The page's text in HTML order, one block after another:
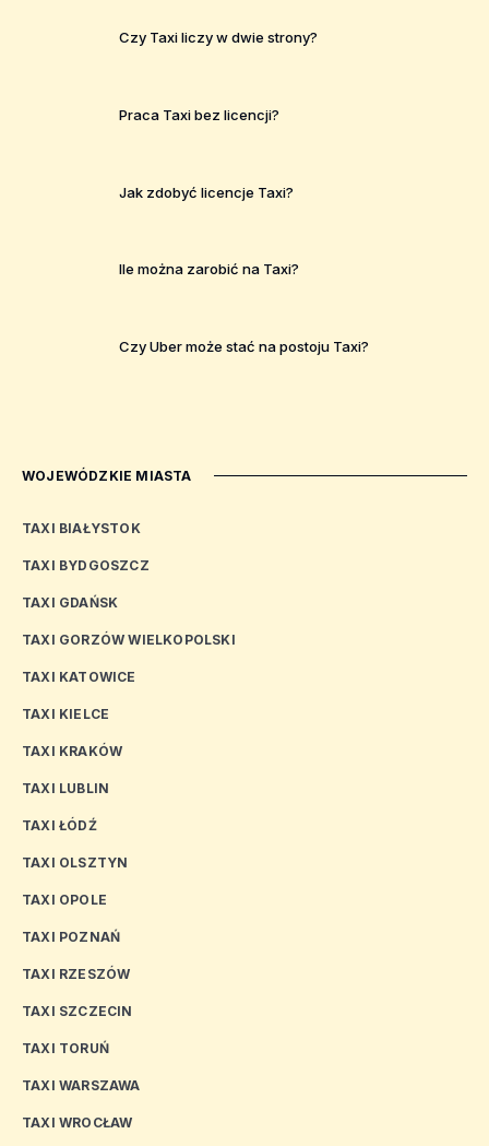
Czy Taxi liczy w dwie strony?
Praca Taxi bez licencji?
Jak zdobyć licencje Taxi?
Ile można zarobić na Taxi?
Czy Uber może stać na postoju Taxi?
WOJEWÓDZKIE MIASTA
TAXI BIAŁYSTOK
TAXI BYDGOSZCZ
TAXI GDAŃSK
TAXI GORZÓW WIELKOPOLSKI
TAXI KATOWICE
TAXI KIELCE
TAXI KRAKÓW
TAXI LUBLIN
TAXI ŁÓDŹ
TAXI OLSZTYN
TAXI OPOLE
TAXI POZNAŃ
TAXI RZESZÓW
TAXI SZCZECIN
TAXI TORUŃ
TAXI WARSZAWA
TAXI WROCŁAW